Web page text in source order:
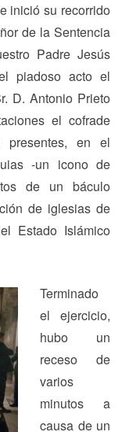
inició su recorrido
de la Sentencia
Padre Jesús
piadoso acto el
D. Antonio Prieto
el cofrade
presentes, en el
-un icono de
de un báculo
de iglesias de
Estado Islámico
Terminado
el ejercicio,
hubo un
receso de
varios
minutos a
causa de un